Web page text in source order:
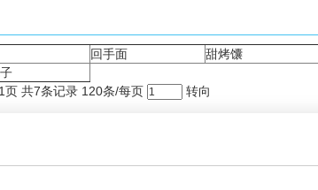
回手面 甜烤馕
页 共7条记录 120条/每页
转向